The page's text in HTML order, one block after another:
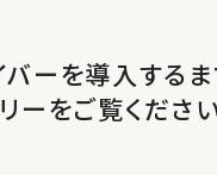
バーを導入する
ーをご覧くださ